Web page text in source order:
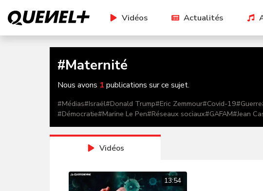
Vidéos Actualités
#Maternité
Nous avons 1 publications sur ce sujet.
#Médias#Israël#Donald Trump#Eric Zemmour#Covid-19#Guerre
#Démocratie#Marine Le Pen#Réseaux sociaux#GAFAM#Jean
Vidéos
13:54